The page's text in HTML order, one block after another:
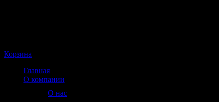
Корзина
Главная
О компании
О нас